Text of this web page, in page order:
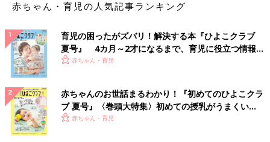
赤ちゃん・育児の人気記事ランキング
育児の困ったがズバリ！解決する本『ひよこクラブ
夏号』 4カ月～2才になるまで、育児に役立つ情報が
いっぱい！
赤ちゃん・育児
赤ちゃんのお世話まるわかり！『初めてのひよこクラ
ブ 夏号』〈巻頭大特集〉初めての授乳がうまくい
く！ おっぱい・ミルクの基本と夏のトラブル 解決テ
赤ちゃん・育児